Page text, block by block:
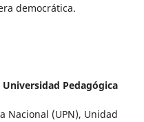
democrática.
Universidad Pedagógica
Nacional (UPN), Unidad